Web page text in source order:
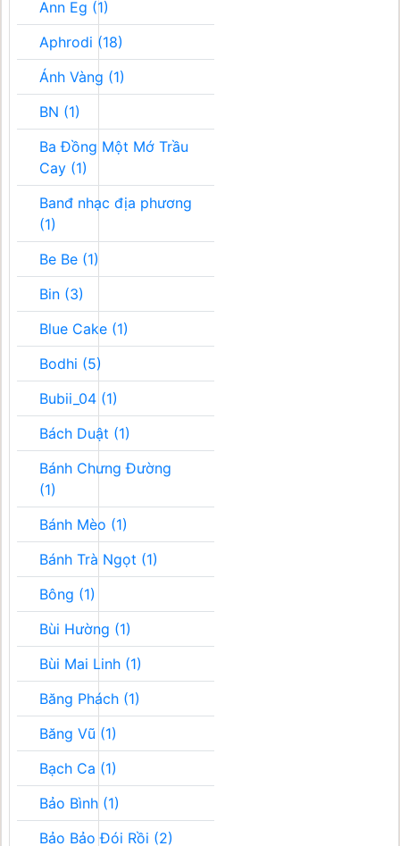
Ann Eg (1)
Aphrodi (18)
Ánh Vàng (1)
BN (1)
Ba Đồng Một Mớ Trầu
Cay (1)
Banđ nhạc địa phương
(1)
Be Be (1)
Bin (3)
Blue Cake (1)
Bodhi (5)
Bubii_04 (1)
Bách Duật (1)
Bánh Chưng Đường
(1)
Bánh Mèo (1)
Bánh Trà Ngọt (1)
Bông (1)
Bùi Hường (1)
Bùi Mai Linh (1)
Băng Phách (1)
Băng Vũ (1)
Bạch Ca (1)
Bảo Bình (1)
Bảo Bảo Đói Rồi (2)